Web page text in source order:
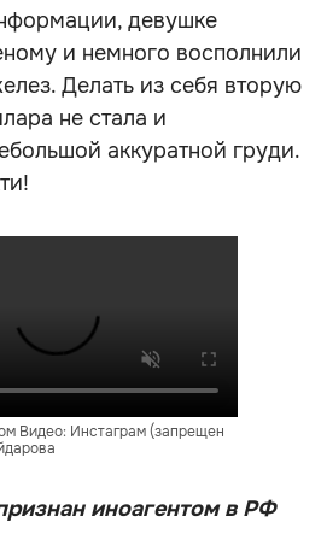
девушке
и немного восполнили
Делать из себя вторую
не стала и
аккуратной груди.
Видео: Инстаграм (запрещен
иноагентом в РФ